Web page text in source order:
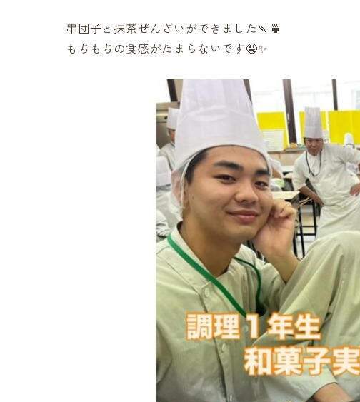
串団子と抹茶ぜんざいができました🍡🍵
もちもちの食感がたまらないです🤤✨